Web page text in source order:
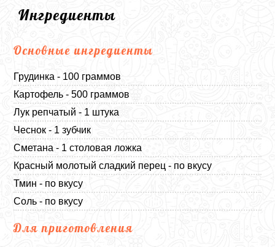
Ингредиенты
Основные ингредиенты
Грудинка - 100 граммов
Картофель - 500 граммов
Лук репчатый - 1 штука
Чеснок - 1 зубчик
Сметана - 1 столовая ложка
Красный молотый сладкий перец - по вкусу
Тмин - по вкусу
Соль - по вкусу
Для приготовления